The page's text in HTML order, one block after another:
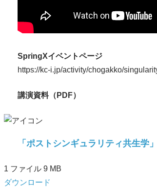
SpringXイベントページ
https://kc-i.jp/activity/chogakko/
講演資料（PDF）
「ポストシンギュラリティ共生学
1 ファイル 9 MB
ダウンロード